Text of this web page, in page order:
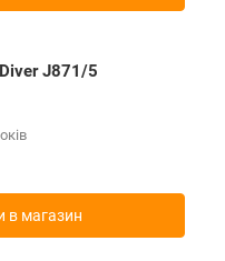
J871/5
в магазин